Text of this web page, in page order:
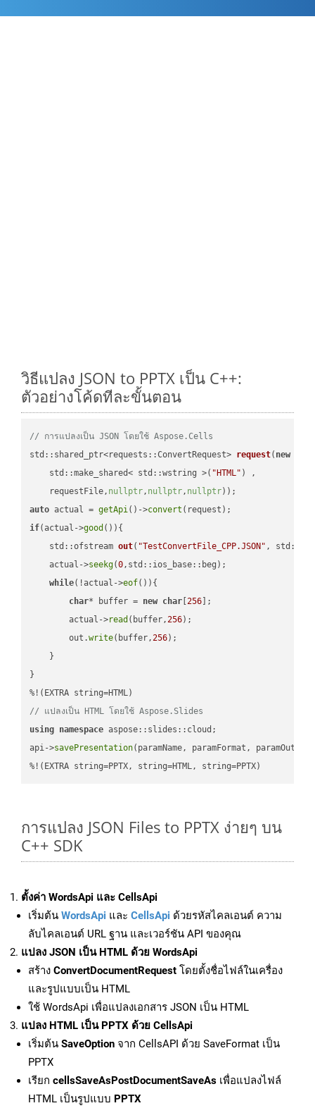
วิธีแปลง JSON to PPTX เป็น C++:
ตัวอย่างโค้ดทีละขั้นตอน
// การแปลงเป็น JSON โดยใช้ Aspose.Cells
std::shared_ptr<requests::ConvertRequest> request( new
    std::make_shared< std::wstring >(
"HTML" ) ,
    requestFile,
nullptr, nullptr, nullptr))
auto actual = getApi()->convert
if(actual->good ()){
std::ofstream out( "TestConvertFile_CPP.JSON" ,
    actual->
seekg(0,std::ios_base::beg);
while(!actual->eof()){
char* buffer = new char [256 ];
        actual->
read (buffer,256);
        out.
write(buffer,256);
    }
}
// แปลงเป็น HTML โดยใช้ Aspose.Slides
using namespace aspose::slides::cloud;
api->savePresentation(paramName, paramFormat,
%!(EXTRA string=PPTX, string=HTML, string=PPTX)
การแปลง JSON Files to PPTX ง่ายๆ บน
C++ SDK
ตั้งค่า WordsApi และ CellsApi
เริ่มต้น WordsApi และ CellsApi ด้วยรหัสไคลเอนต์ ความ
ลับไคลเอนต์ URL ฐาน และเวอร์ชัน API ของคุณ
แปลง JSON เป็น HTML ด้วย WordsApi
สร้าง ConvertDocumentRequest โดยตั้งชื่อไฟล์ในเครื่อง
และรูปแบบเป็น HTML
ใช้ WordsApi เพื่อแปลงเอกสาร JSON เป็น HTML
แปลง HTML เป็น PPTX ด้วย CellsApi
เริ่มต้น SaveOption จาก CellsAPI ด้วย SaveFormat เป็น
PPTX
เรียก cellsSaveAsPostDocumentSaveAs เพื่อแปลงไฟล์
HTML เป็นรูปแบบ PPTX